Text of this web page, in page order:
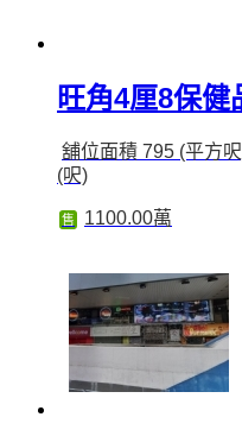
旺角4厘8保健
舖位面積 795 (平方
(呎)
售 1100.00萬